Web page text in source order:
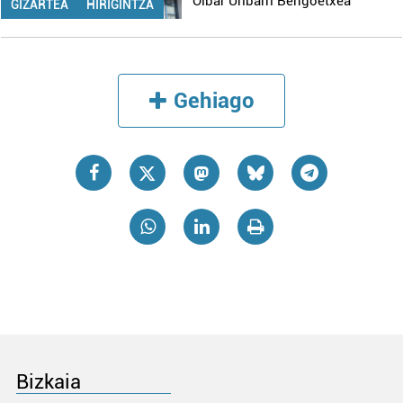
GIZARTEA HIRIGINTZA
Gehiago
Bizkaia